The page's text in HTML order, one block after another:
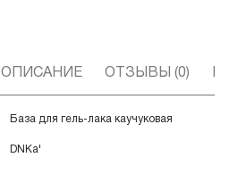
ОПИСАНИЕ ОТЗЫВЫ (0)
База для гель-лака каучуковая
DNKa'